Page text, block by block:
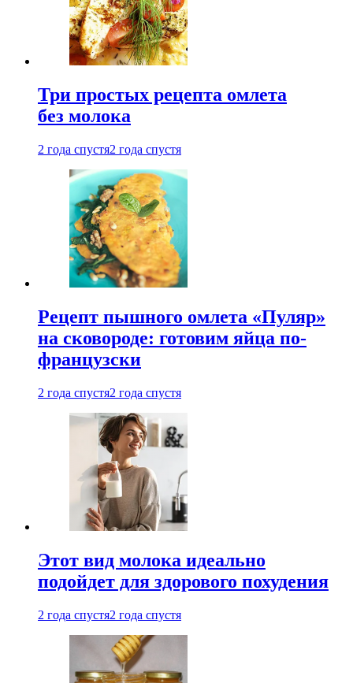
Три простых рецепта омлета
без молока
2 года спустя2 года спустя
Рецепт пышного омлета «Пуляр»
на сковороде: готовим яйца по-
французски
2 года спустя2 года спустя
Этот вид молока идеально
подойдет для здорового похудения
2 года спустя2 года спустя